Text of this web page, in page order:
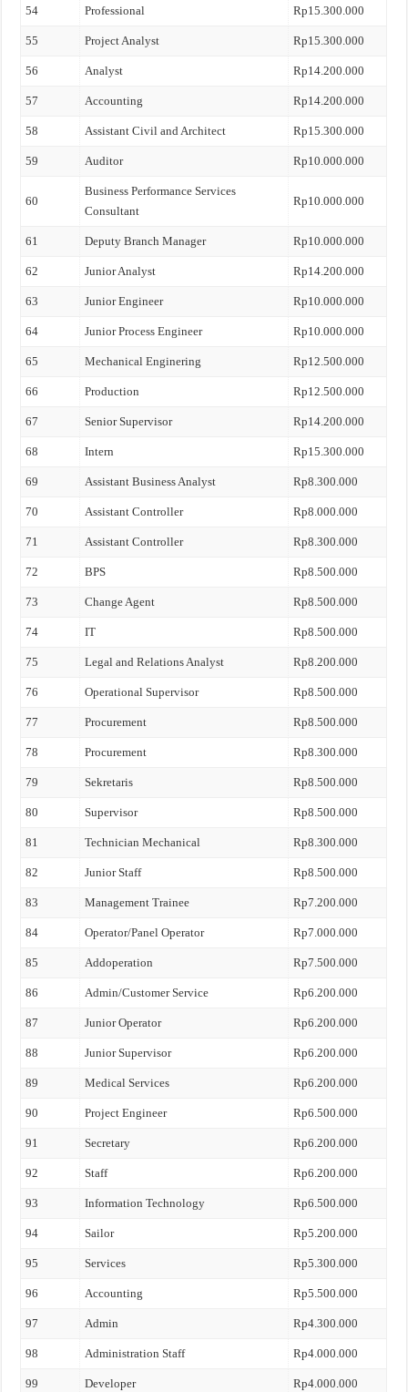
54 Professional Rp15.300.000
55 Project Analyst Rp15.300.000
56 Analyst Rp14.200.000
57 Accounting Rp14.200.000
58 Assistant Civil and Architect Rp15.300.000
59 Auditor Rp10.000.000
60
Business Performance Services
Consultant
Rp10.000.000
61 Deputy Branch Manager Rp10.000.000
62 Junior Analyst Rp14.200.000
63 Junior Engineer Rp10.000.000
64 Junior Process Engineer Rp10.000.000
65 Mechanical Enginering Rp12.500.000
66 Production Rp12.500.000
67 Senior Supervisor Rp14.200.000
68 Intern Rp15.300.000
69 Assistant Business Analyst Rp8.300.000
70 Assistant Controller Rp8.000.000
71 Assistant Controller Rp8.300.000
72 BPS Rp8.500.000
73 Change Agent Rp8.500.000
74 IT Rp8.500.000
75 Legal and Relations Analyst Rp8.200.000
76 Operational Supervisor Rp8.500.000
77 Procurement Rp8.500.000
78 Procurement Rp8.300.000
79 Sekretaris Rp8.500.000
80 Supervisor Rp8.500.000
81 Technician Mechanical Rp8.300.000
82 Junior Staff Rp8.500.000
83 Management Trainee Rp7.200.000
84 Operator/Panel Operator Rp7.000.000
85 Addoperation Rp7.500.000
86 Admin/Customer Service Rp6.200.000
87 Junior Operator Rp6.200.000
88 Junior Supervisor Rp6.200.000
89 Medical Services Rp6.200.000
90 Project Engineer Rp6.500.000
91 Secretary Rp6.200.000
92 Staff Rp6.200.000
93 Information Technology Rp6.500.000
94 Sailor Rp5.200.000
95 Services Rp5.300.000
96 Accounting Rp5.500.000
97 Admin Rp4.300.000
98 Administration Staff Rp4.000.000
99 Developer Rp4.000.000